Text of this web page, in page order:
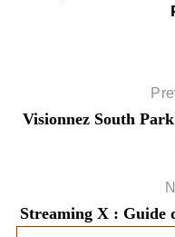
Visionnez South
Streaming X : Guide